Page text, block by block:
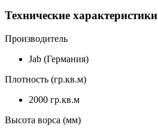
Технические характеристики
Производитель
Jab (Германия)
Плотность (гр.кв.м)
2000 гр.кв.м
Высота ворса (мм)